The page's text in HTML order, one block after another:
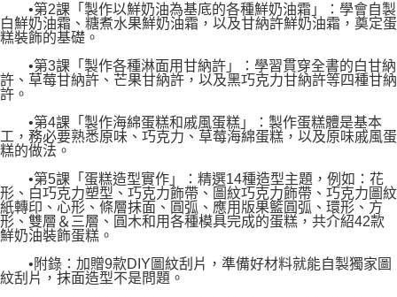
•第2課「製作以鮮奶油為基底的各種鮮奶油霜」：學會自製
白鮮奶油霜、糖煮水果鮮奶油霜，以及甘納許鮮奶油霜，奠定蛋
糕裝飾的基礎。
•第3課「製作各種淋面用甘納許」：學習貫穿全書的白甘納
許、草莓甘納許、芒果甘納許，以及黑巧克力甘納許等四種甘納
許。
•第4課「製作海綿蛋糕和戚風蛋糕」：製作蛋糕體是基本
工，務必要熟悉原味、巧克力、草莓海綿蛋糕，以及原味戚風蛋
糕的做法。
•第5課「蛋糕造型實作」：精選14種造型主題，例如：花
形、白巧克力塑型、巧克力飾帶、圖紋巧克力飾帶、巧克力圖紋
紙轉印、心形、條層抹面、圓弧、應用版果籃圓弧、環形、方
形、雙層＆三層、圓木和用各種模具完成的蛋糕，共介紹42款
鮮奶油裝飾蛋糕。
•附錄：加贈9款DIY圖紋刮片，準備好材料就能自製獨家圖
紋刮片，抹面造型不是問題。